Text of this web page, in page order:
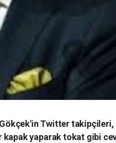
Twitter
yaparak tokat gibi